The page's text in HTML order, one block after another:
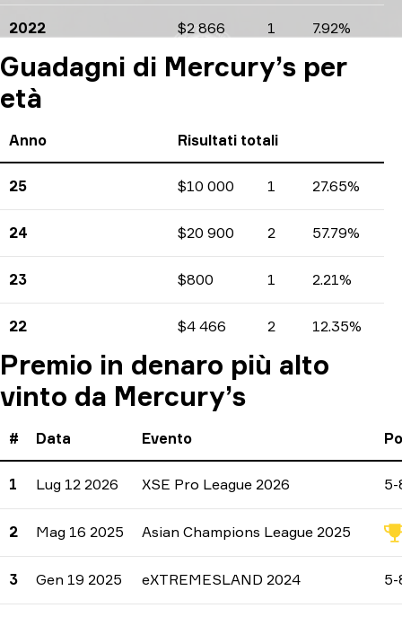
2022 Guadagni
$2 866
Numero di tornei
1
Percentuali 7.92%
Guadagni di Mercury’s per
età
Anno Risultati totali
25 Guadagni
$10 000
Numero di tornei
1
Percentuali 27.65%
24 Guadagni
$20 900
Numero di tornei
2
Percentuali 57.79%
23 Guadagni
$800
Numero di tornei
1
Percentuali 2.21%
22 Guadagni
$4 466
Numero di tornei
2
Percentuali 12.35%
Premio in denaro più alto
vinto da Mercury’s
# Data Evento
1 Lug 12 2026 XSE Pro League 2026 5-
2 Mag 16 2025 Asian Champions League 2025
3 Gen 19 2025 eXTREMESLAND 2024 5-